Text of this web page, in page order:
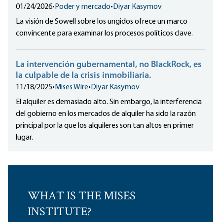
01/24/2026• Poder y mercado• Diyar Kasymov
La visión de Sowell sobre los ungidos ofrece un marco
convincente para examinar los procesos políticos clave.
La intervención gubernamental, no BlackRock, es
la culpable de la crisis inmobiliaria.
11/18/2025• Mises Wire• Diyar Kasymov
El alquiler es demasiado alto. Sin embargo, la interferencia
del gobierno en los mercados de alquiler ha sido la razón
principal por la que los alquileres son tan altos en primer
lugar.
WHAT IS THE MISES
INSTITUTE?